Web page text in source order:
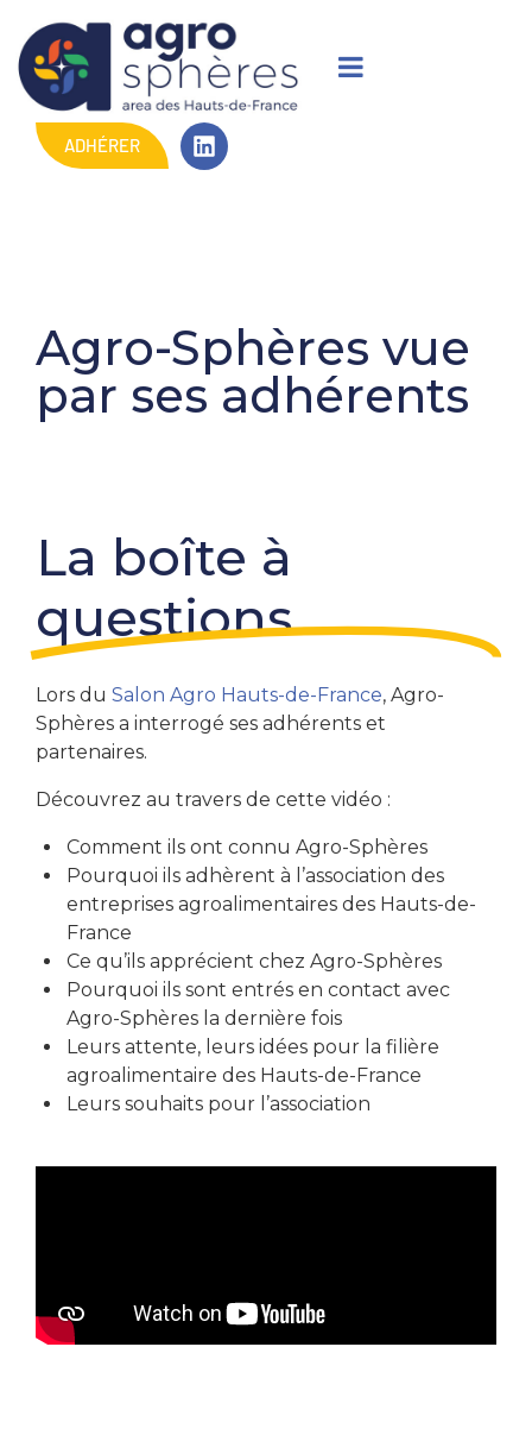
ADHÉRER
Agro-Sphères vue
par ses adhérents
La boîte à
questions
Lors du Salon Agro Hauts-de-France, Agro-
Sphères a interrogé ses adhérents et
partenaires.
Découvrez au travers de cette vidéo :
Comment ils ont connu Agro-Sphères
Pourquoi ils adhèrent à l’association des
entreprises agroalimentaires des Hauts-de-
France
Ce qu’ils apprécient chez Agro-Sphères
Pourquoi ils sont entrés en contact avec
Agro-Sphères la dernière fois
Leurs attente, leurs idées pour la filière
agroalimentaire des Hauts-de-France
Leurs souhaits pour l’association